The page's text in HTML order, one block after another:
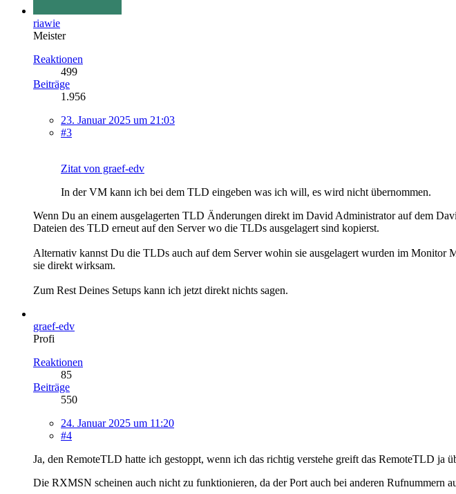
riawie
Meister
Reaktionen
499
Beiträge
1.956
23. Januar 2025 um 21:03
#3
Zitat von graef-edv
In der VM kann ich bei dem TLD eingeben was ich will, es wird nicht übernommen.
Wenn Du an einem ausgelagerten TLD Änderungen direkt im David Administrator auf dem
Dateien des TLD erneut auf den Server wo die TLDs ausgelagert sind kopierst.
Alternativ kannst Du die TLDs auch auf dem Server wohin sie ausgelagert wurden im Monitor
sie direkt wirksam.
Zum Rest Deines Setups kann ich jetzt direkt nichts sagen.
graef-edv
Profi
Reaktionen
85
Beiträge
550
24. Januar 2025 um 11:20
#4
Ja, den RemoteTLD hatte ich gestoppt, wenn ich das richtig verstehe greift das RemoteTLD ja
Die RXMSN scheinen auch nicht zu funktionieren, da der Port auch bei anderen Rufnummern